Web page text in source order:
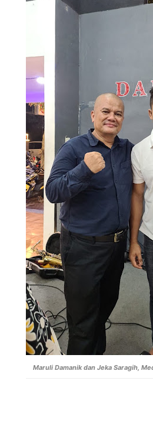
Maruli Damanik dan Jeka Saragih,